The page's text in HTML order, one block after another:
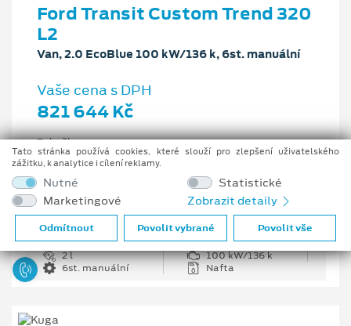
Ford Transit Custom Trend 320
L2
Van, 2.0 EcoBlue 100 kW/136 k, 6st. manuální
Vaše cena s DPH
821 644 Kč
Pobočka
Opava
1 226 335 Kč
Cenové zvýhodnění
404 691 Kč
2 l
100 kW/136 k
6st. manuální
Nafta
Tato stránka používá cookies, které slouží pro zlepšení uživatelského
zážitku, k analytice i cílení reklamy.
Nutné
Statistické
Marketingové
Zobrazit detaily
Odmítnout Povolit vybrané Povolit vše